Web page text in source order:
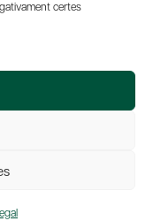
certes
d'Amics del País